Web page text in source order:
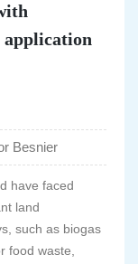
Besnier
have faced
land
such as biogas
food waste,